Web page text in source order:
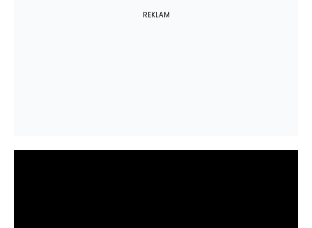
REKLAM